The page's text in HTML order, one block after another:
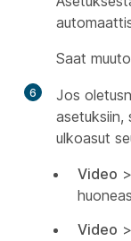
Saat
6
Jos
asetuksiin,
ulkoasut
Video >
Video >